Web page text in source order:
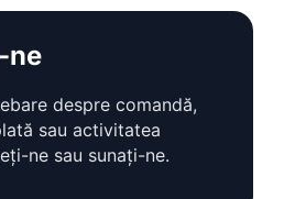
ne
despre comandă,
sau activitatea
ne sau sunați-ne.